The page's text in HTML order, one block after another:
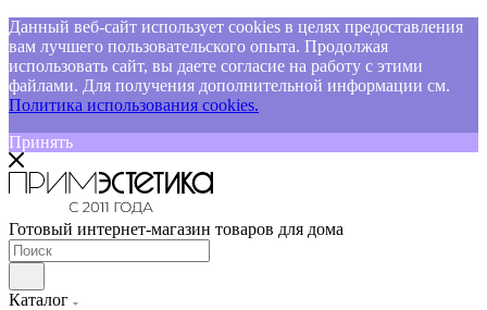
Данный веб-сайт использует cookies в целях предоставления
вам лучшего пользовательского опыта. Продолжая
использовать сайт, вы даете согласие на работу с этими
файлами. Для получения дополнительной информации см.
Политика использования cookies.
Принять
Готовый интернет-магазин товаров для дома
Каталог